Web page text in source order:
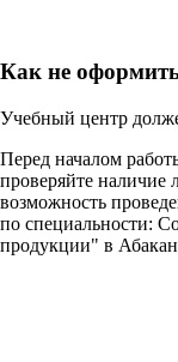
Как не оформить
Учебный центр
Перед началом
проверяйте наличие
возможность
по специальности:
продукции" в